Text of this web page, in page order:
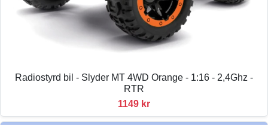
Radiostyrd bil - Slyder MT 4WD Orange - 1:16 - 2,4Ghz -
RTR
1149 kr